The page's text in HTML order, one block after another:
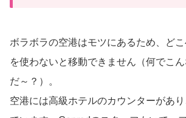
ボラボラの空港はモツにあるため、ど
を使わないと移動できません（何でこ
だ～？）。
空港には高級ホテルのカウンターがあ